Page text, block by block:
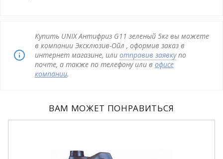
Купить UNIX Антифриз G11 зеленый 5кг вы можете
в компании Эксклюзив-Ойл , оформив заказ в
интернет магазине, или отправив заявкупо
почте, а также по телефону или в офисе
компании.
ВАМ МОЖЕТ ПОНРАВИТЬСЯ